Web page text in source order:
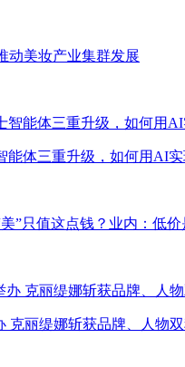
动美妆产业集群发展
能体三重升级，如何用AI实
”只值这点钱？业内：低
克丽缇娜斩获品牌、人物